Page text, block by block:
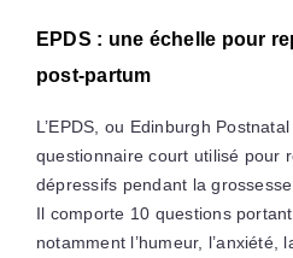
EPDS : une échelle pour
post-partum
L’EPDS, ou Edinburgh
questionnaire court utilisé pour
dépressifs pendant la
Il comporte 10 questions
notamment l’humeur, l’anxiété,